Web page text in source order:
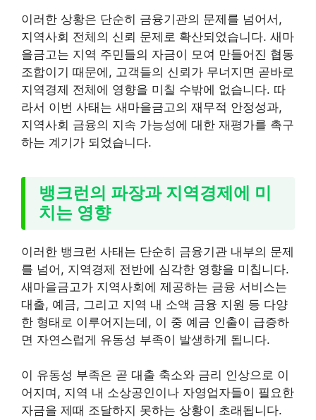
이러한 상황은 단순히 금융기관의 문제를 넘어서,
지역사회 전체의 신뢰 문제로 확산되었습니다. 새마
을금고는 지역 주민들의 자금이 모여 만들어진 협동
조합이기 때문에, 고객들의 신뢰가 무너지면 곧바로
지역경제 전체에 영향을 미칠 수밖에 없습니다. 따
라서 이번 사태는 새마을금고의 재무적 안정성과,
지역사회 금융의 지속 가능성에 대한 재평가를 촉구
하는 계기가 되었습니다.
뱅크런의 파장과 지역경제에 미
치는 영향
이러한 뱅크런 사태는 단순히 금융기관 내부의 문제
를 넘어, 지역경제 전반에 심각한 영향을 미칩니다.
새마을금고가 지역사회에 제공하는 금융 서비스는
대출, 예금, 그리고 지역 내 소액 금융 지원 등 다양
한 형태로 이루어지는데, 이 중 예금 인출이 급증하
면 자연스럽게 유동성 부족이 발생하게 됩니다.
이 유동성 부족은 곧 대출 축소와 금리 인상으로 이
어지며, 지역 내 소상공인이나 자영업자들이 필요한
자금을 제때 조달하지 못하는 상황이 초래됩니다.